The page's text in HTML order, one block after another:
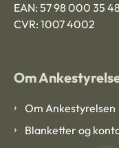
EAN: 57 98 000 35
CVR: 1007 4002
Om
Om Ankestyrelsen
Blanketter og